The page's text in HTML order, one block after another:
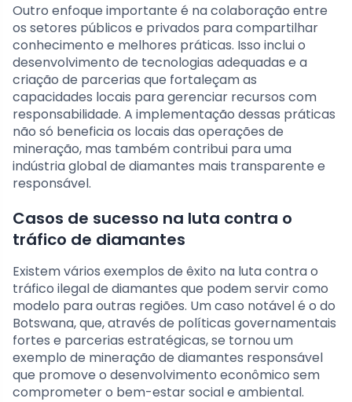
Outro enfoque importante é na colaboração entre
os setores públicos e privados para compartilhar
conhecimento e melhores práticas. Isso inclui o
desenvolvimento de tecnologias adequadas e a
criação de parcerias que fortaleçam as
capacidades locais para gerenciar recursos com
responsabilidade. A implementação dessas práticas
não só beneficia os locais das operações de
mineração, mas também contribui para uma
indústria global de diamantes mais transparente e
responsável.
Casos de sucesso na luta contra o
tráfico de diamantes
Existem vários exemplos de êxito na luta contra o
tráfico ilegal de diamantes que podem servir como
modelo para outras regiões. Um caso notável é o do
Botswana, que, através de políticas governamentais
fortes e parcerias estratégicas, se tornou um
exemplo de mineração de diamantes responsável
que promove o desenvolvimento econômico sem
comprometer o bem-estar social e ambiental.